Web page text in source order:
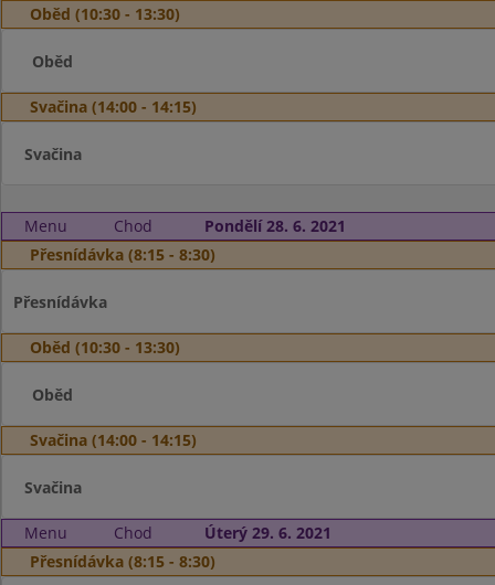
Oběd (10:30 - 13:30)
Oběd
Svačina (14:00 - 14:15)
Svačina
Menu Chod
Pondělí 28. 6. 2021
Přesnídávka (8:15 - 8:30)
Přesnídávka
Oběd (10:30 - 13:30)
Oběd
Svačina (14:00 - 14:15)
Svačina
Menu Chod
Úterý 29. 6. 2021
Přesnídávka (8:15 - 8:30)